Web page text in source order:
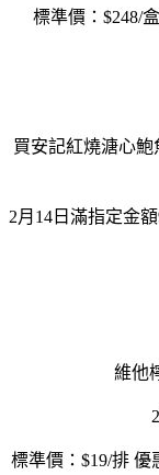
標準價：$248/
買安記紅燒溏心鮑
2月14日滿指定金
維他
標準價：$19/排 優